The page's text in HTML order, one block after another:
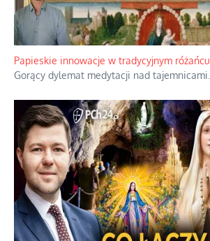
Papieskie innowacje w tradycyjnym różańcu
Gorący dylemat medytacji nad tajemnicami.